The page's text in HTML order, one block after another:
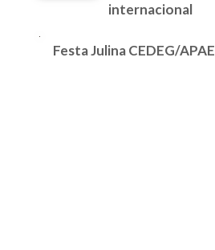
internacional
Festa Julina CEDEG/APAE